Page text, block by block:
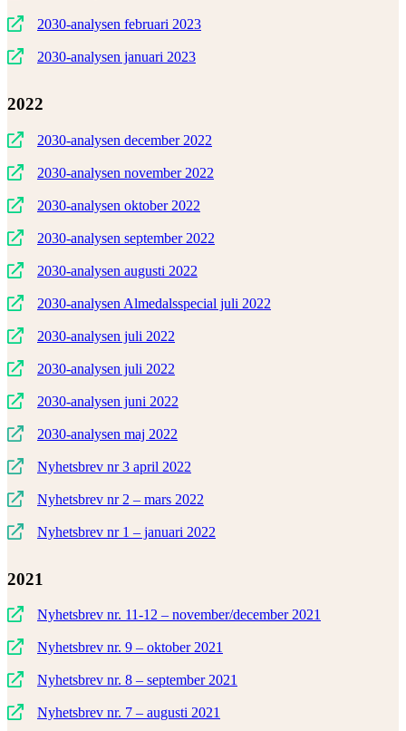
2030-analysen februari 2023
2030-analysen januari 2023
2022
2030-analysen december 2022
2030-analysen november 2022
2030-analysen oktober 2022
2030-analysen september 2022
2030-analysen augusti 2022
2030-analysen Almedalsspecial juli 2022
2030-analysen juli 2022
2030-analysen juli 2022
2030-analysen juni 2022
2030-analysen maj 2022
Nyhetsbrev nr 3 april 2022
Nyhetsbrev nr 2 – mars 2022
Nyhetsbrev nr 1 – januari 2022
2021
Nyhetsbrev nr. 11-12 – november/december 2021
Nyhetsbrev nr. 9 – oktober 2021
Nyhetsbrev nr. 8 – september 2021
Nyhetsbrev nr. 7 – augusti 2021